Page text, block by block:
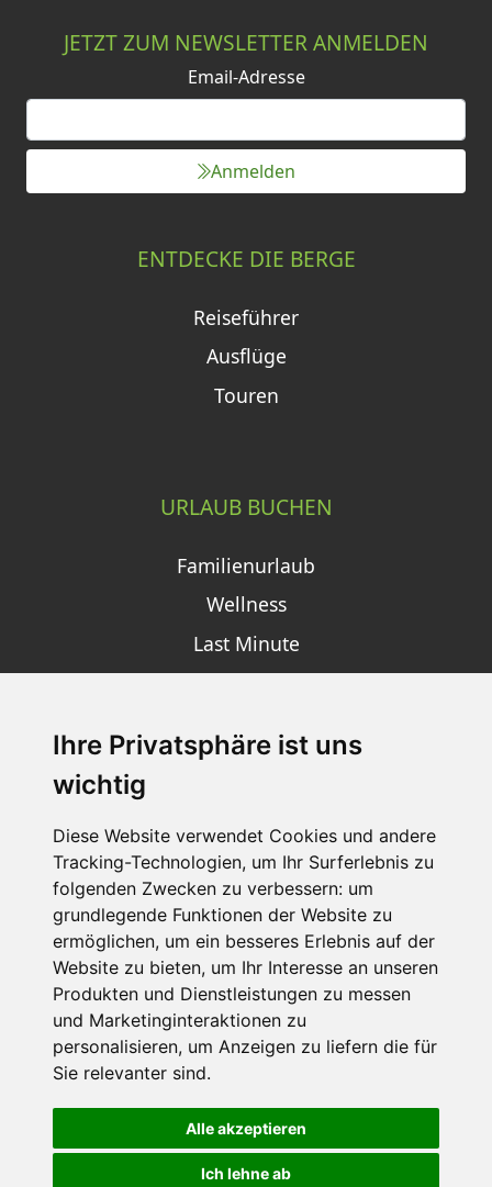
Ihre Privatsphäre ist uns
wichtig
Diese Website verwendet Cookies und andere
Tracking-Technologien, um Ihr Surferlebnis zu
folgenden Zwecken zu verbessern: um
grundlegende Funktionen der Website zu
ermöglichen, um ein besseres Erlebnis auf der
Website zu bieten, um Ihr Interesse an unseren
Produkten und Dienstleistungen zu messen
und Marketinginteraktionen zu
personalisieren, um Anzeigen zu liefern die für
Sie relevanter sind.
Alle akzeptieren
Ich lehne ab
JETZT ZUM NEWSLETTER ANMELDEN
Email-Adresse
Anmelden
ENTDECKE DIE BERGE
Reiseführer
Ausflüge
Touren
URLAUB BUCHEN
Familienurlaub
Wellness
Last Minute
SCHNEEHÖHEN SKI APP
Die Schneehoehen Ski APP für iOS und Android - Ein
Muss für alle Wintersportler und Schneefreaks!
Impressum
Datenschutz
Nutzungsbedingungen
Portale
FAQ Newsletter Mediadaten
©2026 Schneemenschen GmbH